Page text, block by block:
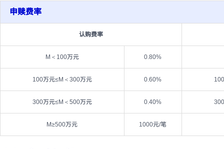
申赎费率
认购费率
M＜100万元 0.80%
100万元≤M＜300万元 0.60%
300万元≤M＜500万元 0.40%
M≥500万元 1000元/笔